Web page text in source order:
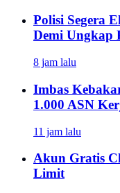
Polisi Segera
Demi Ungkap
8 jam lalu
Imbas
1.000 ASN
11 jam lalu
Akun Gratis
Limit